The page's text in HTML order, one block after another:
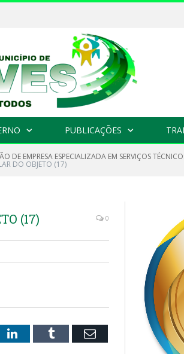
PUBLICAÇÕES
EMPRESA ESPECIALIZADA EM SERVIÇOS
DO OBJETO (17)
(17) 0
LinkedInTumblr Email